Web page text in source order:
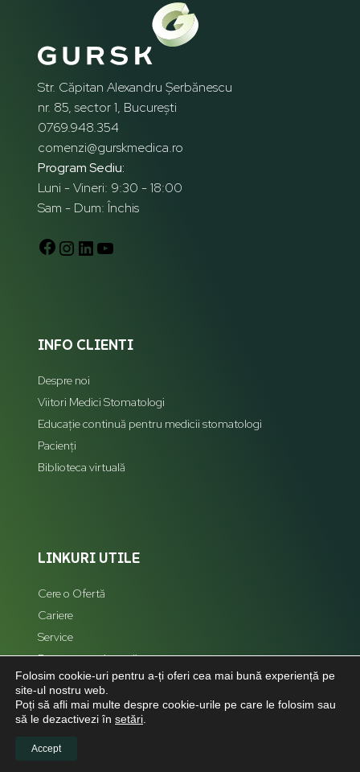
Str. Căpitan Alexandru Șerbănescu
nr. 85, sector 1, București
0769.948.354
comenzi@gurskmedica.ro
Program Sediu:
Luni - Vineri: 9:30 - 18:00
Sam - Dum: Închis
INFO CLIENTI
Despre noi
Viitori Medici Stomatologi
Educație continuă pentru medicii stomatologi
Pacienți
Biblioteca virtuală
LINKURI UTILE
Cere o Ofertă
Cariere
Service
Reprezentanți zonali
Hartă Site
Folosim cookie-uri pentru a-ți oferi cea mai bună experiență pe
site-ul nostru web.
Poți să afli mai multe despre cookie-urile pe care le folosim sau
să le dezactivezi în setări
Accept